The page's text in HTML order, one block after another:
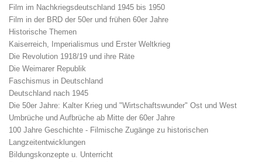
Film im Nachkriegsdeutschland 1945 bis 1950
Film in der BRD der 50er und frühen 60er Jahre
Historische Themen
Kaiserreich, Imperialismus und Erster Weltkrieg
Die Revolution 1918/19 und ihre Räte
Die Weimarer Republik
Faschismus in Deutschland
Deutschland nach 1945
Die 50er Jahre: Kalter Krieg und "Wirtschaftswunder" Ost und West
Umbrüche und Aufbrüche ab Mitte der 60er Jahre
100 Jahre Geschichte - Filmische Zugänge zu historischen
Langzeitentwicklungen
Bildungskonzepte u. Unterricht